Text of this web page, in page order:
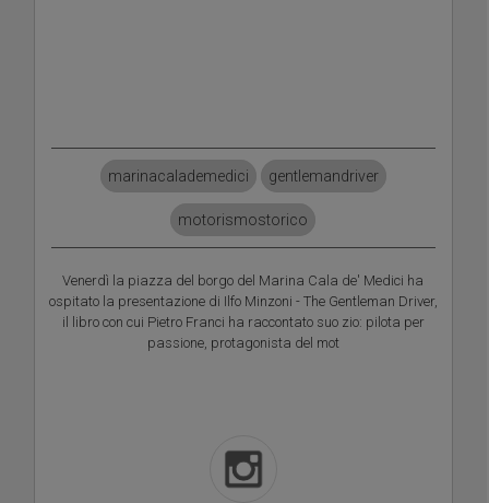
marinacalademedici gentlemandriver
motorismostorico
Venerdì la piazza del borgo del Marina Cala de' Medici ha
ospitato la presentazione di Ilfo Minzoni - The Gentleman Driver,
il libro con cui Pietro Franci ha raccontato suo zio: pilota per
passione, protagonista del mot